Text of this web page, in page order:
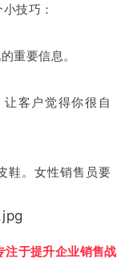
技巧：
重要信息。
让客户觉得你很自
鞋。女性销售员要
注于提升企业销售战